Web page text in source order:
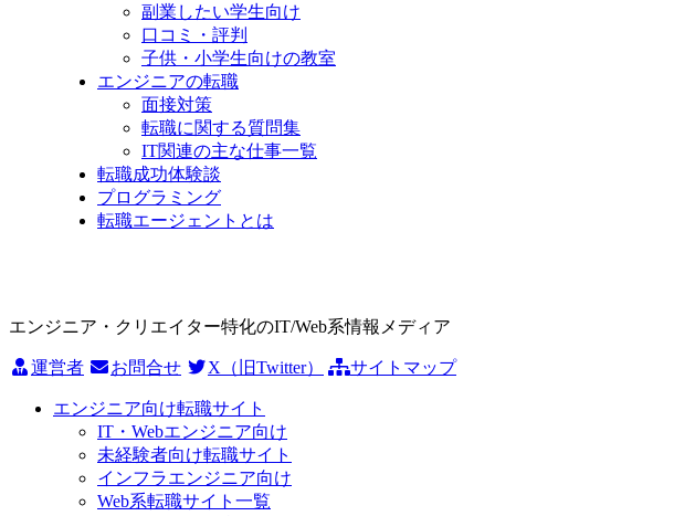
副業したい学生向け
口コミ・評判
子供・小学生向けの教室
エンジニアの転職
面接対策
転職に関する質問集
IT関連の主な仕事一覧
転職成功体験談
プログラミング
転職エージェントとは
エンジニア・クリエイター特化のIT/Web系情報メディア
運営者 お問合せ X（旧Twitter） サイトマップ
エンジニア向け転職サイト
IT・Webエンジニア向け
未経験者向け転職サイト
インフラエンジニア向け
Web系転職サイト一覧